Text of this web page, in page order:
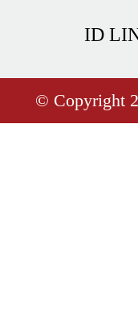
ID
© Copyright